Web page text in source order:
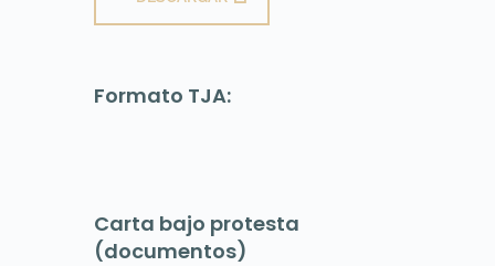
Formato TJA:
Carta bajo protesta
(documentos)